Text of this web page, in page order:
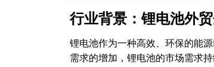
行业背景：锂电池外
锂电池作为一种高效、环保的能
需求的增加，锂电池的市场需求